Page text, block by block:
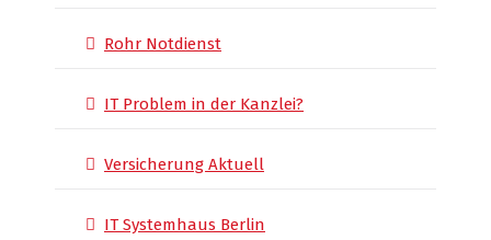
Rohr Notdienst
IT Problem in der Kanzlei?
Versicherung Aktuell
IT Systemhaus Berlin